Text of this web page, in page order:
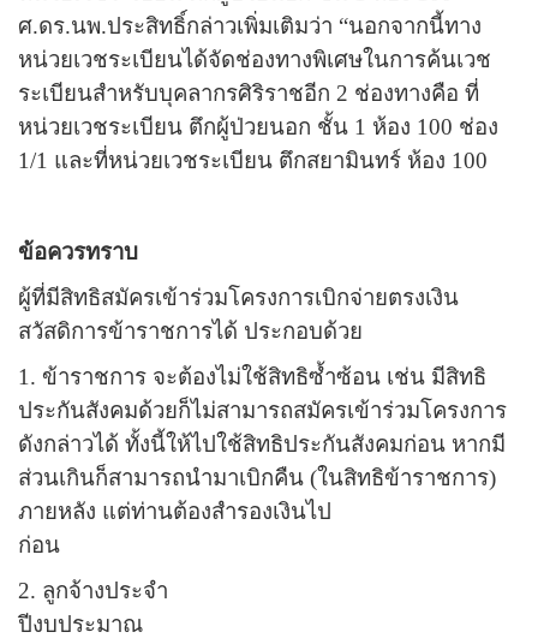
ศ.ดร.นพ.ประสิทธิ์กล่าวเพิ่มเติมว่า “นอกจากนี้ทาง
หน่วยเวชระเบียนได้จัดช่องทางพิเศษในการค้นเวช
ระเบียนสำหรับบุคลากรศิริราชอีก 2 ช่องทางคือ ที่
หน่วยเวชระเบียน ตึกผู้ป่วยนอก ชั้น 1 ห้อง 100 ช่อง
1/1 และที่หน่วยเวชระเบียน ตึกสยามินทร์ ห้อง 100
ข้อควรทราบ
ผู้ที่มีสิทธิสมัครเข้าร่วมโครงการเบิกจ่ายตรงเงิน
สวัสดิการข้าราชการได้ ประกอบด้วย
1. ข้าราชการ จะต้องไม่ใช้สิทธิซ้ำซ้อน เช่น มีสิทธิ
ประกันสังคมด้วยก็ไม่สามารถสมัครเข้าร่วมโครงการ
ดังกล่าวได้ ทั้งนี้ให้ไปใช้สิทธิประกันสังคมก่อน หากมี
ส่วนเกินก็สามารถนำมาเบิกคืน (ในสิทธิข้าราชการ)
ภายหลัง แต่ท่านต้องสำรองเงินไป
ก่อน
2. ลูกจ้างประจำ
ปีงบประมาณ